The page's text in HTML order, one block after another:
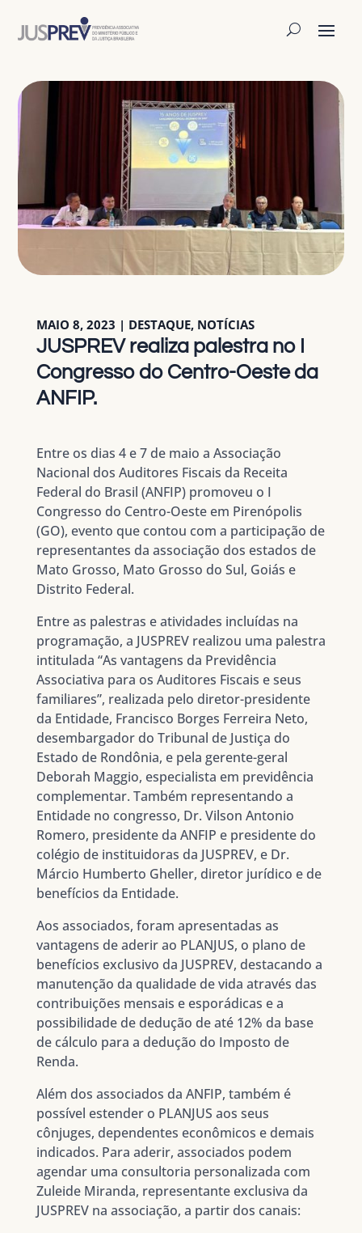
JUSPREV realiza palestra no I
Congresso do Centro-Oeste da
ANFIP.
MAIO 8, 2023 | DESTAQUE, NOTÍCIAS
Entre os dias 4 e 7 de maio a Associação
Nacional dos Auditores Fiscais da Receita
Federal do Brasil (ANFIP) promoveu o I
Congresso do Centro-Oeste em Pirenópolis
(GO), evento que contou com a participação de
representantes da associação dos estados de
Mato Grosso, Mato Grosso do Sul, Goiás e
Distrito Federal.
Entre as palestras e atividades incluídas na
programação, a JUSPREV realizou uma palestra
intitulada “As vantagens da Previdência
Associativa para os Auditores Fiscais e seus
familiares”, realizada pelo diretor-presidente
da Entidade, Francisco Borges Ferreira Neto,
desembargador do Tribunal de Justiça do
Estado de Rondônia, e pela gerente-geral
Deborah Maggio, especialista em previdência
complementar. Também representando a
Entidade no congresso, Dr. Vilson Antonio
Romero, presidente da ANFIP e presidente do
colégio de instituidoras da JUSPREV, e Dr.
Márcio Humberto Gheller, diretor jurídico e de
benefícios da Entidade.
Aos associados, foram apresentadas as
vantagens de aderir ao PLANJUS, o plano de
benefícios exclusivo da JUSPREV, destacando a
manutenção da qualidade de vida através das
contribuições mensais e esporádicas e a
possibilidade de dedução de até 12% da base
de cálculo para a dedução do Imposto de
Renda.
Além dos associados da ANFIP, também é
possível estender o PLANJUS aos seus
cônjuges, dependentes econômicos e demais
indicados. Para aderir, associados podem
agendar uma consultoria personalizada com
Zuleide Miranda, representante exclusiva da
JUSPREV na associação, a partir dos canais: